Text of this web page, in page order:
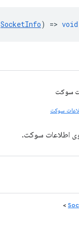
SocketInfo) => void
سوکت
سوکت
اطلاعات سوکت.
>